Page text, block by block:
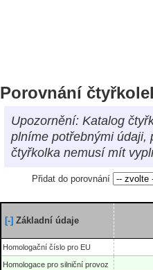
Porovnání
Upozornění: Katalog
plníme potřebnými údaji,
čtyřkolka nemusí mít
Přidat do porovnání
[-] Základní údaje
Homologační číslo pro EU
Homologace pro silniční provoz